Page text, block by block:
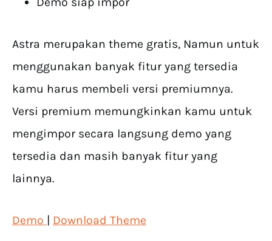
Astra merupakan theme gratis, Namun untuk
menggunakan banyak fitur yang tersedia
kamu harus membeli versi premiumnya.
Versi premium memungkinkan kamu untuk
mengimpor secara langsung demo yang
tersedia dan masih banyak fitur yang
lainnya.
Demo | Download Theme